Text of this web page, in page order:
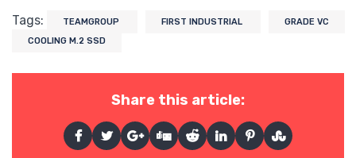
Tags: TEAMGROUP FIRST INDUSTRIAL
GRADE VC
COOLING M.2 SSD
Share this article: